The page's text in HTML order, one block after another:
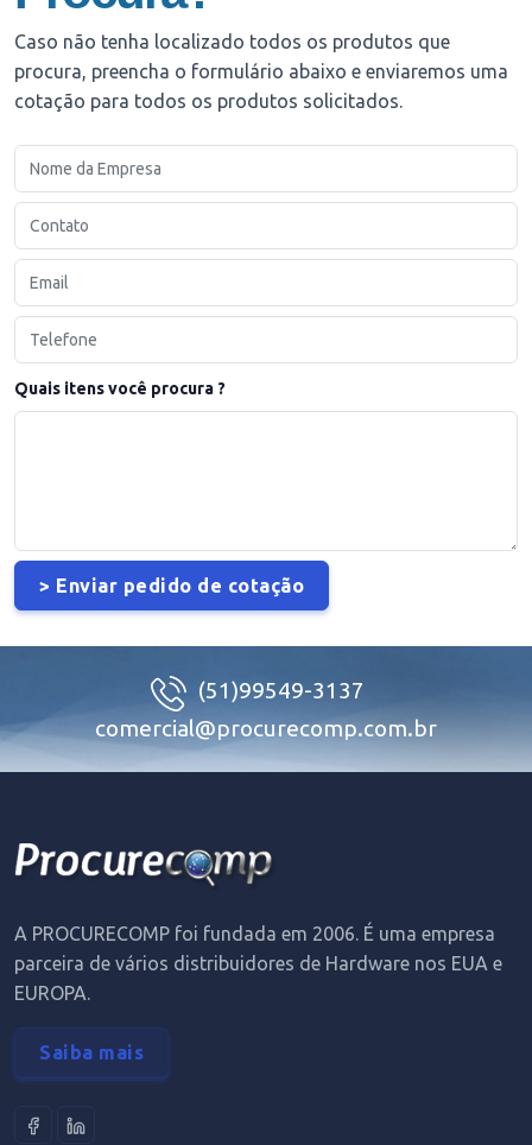
Caso não tenha localizado todos os produtos que
procura, preencha o formulário abaixo e enviaremos uma
cotação para todos os produtos solicitados.
Quais itens você procura ?
(51)99549-3137
comercial@procurecomp.com.br
A PROCURECOMP foi fundada em 2006. É uma empresa
parceira de vários distribuidores de Hardware nos EUA e
EUROPA.
Saiba mais